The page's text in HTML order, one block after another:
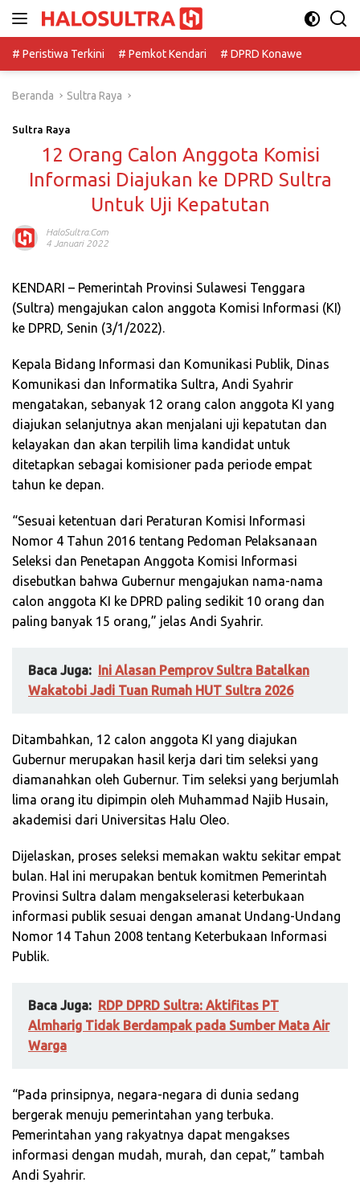
# Peristiwa Terkini
# Pemkot Kendari # DPRD Konawe
Beranda Sultra Raya
Sultra Raya
12 Orang Calon Anggota Komisi
Informasi Diajukan ke DPRD Sultra
Untuk Uji Kepatutan
HaloSultra.com
4 Januari 2022
KENDARI – Pemerintah Provinsi Sulawesi Tenggara
(Sultra) mengajukan calon anggota Komisi Informasi (KI)
ke DPRD, Senin (3/1/2022).
Kepala Bidang Informasi dan Komunikasi Publik, Dinas
Komunikasi dan Informatika Sultra, Andi Syahrir
mengatakan, sebanyak 12 orang calon anggota KI yang
diajukan selanjutnya akan menjalani uji kepatutan dan
kelayakan dan akan terpilih lima kandidat untuk
ditetapkan sebagai komisioner pada periode empat
tahun ke depan.
“Sesuai ketentuan dari Peraturan Komisi Informasi
Nomor 4 Tahun 2016 tentang Pedoman Pelaksanaan
Seleksi dan Penetapan Anggota Komisi Informasi
disebutkan bahwa Gubernur mengajukan nama-nama
calon anggota KI ke DPRD paling sedikit 10 orang dan
paling banyak 15 orang,” jelas Andi Syahrir.
Baca Juga: Ini Alasan Pemprov Sultra Batalkan
Wakatobi Jadi Tuan Rumah HUT Sultra 2026
Ditambahkan, 12 calon anggota KI yang diajukan
Gubernur merupakan hasil kerja dari tim seleksi yang
diamanahkan oleh Gubernur. Tim seleksi yang berjumlah
lima orang itu dipimpin oleh Muhammad Najib Husain,
akademisi dari Universitas Halu Oleo.
Dijelaskan, proses seleksi memakan waktu sekitar empat
bulan. Hal ini merupakan bentuk komitmen Pemerintah
Provinsi Sultra dalam mengakselerasi keterbukaan
informasi publik sesuai dengan amanat Undang-Undang
Nomor 14 Tahun 2008 tentang Keterbukaan Informasi
Publik.
Baca Juga: RDP DPRD Sultra: Aktifitas PT
Almharig Tidak Berdampak pada Sumber Mata Air
Warga
“Pada prinsipnya, negara-negara di dunia sedang
bergerak menuju pemerintahan yang terbuka.
Pemerintahan yang rakyatnya dapat mengakses
informasi dengan mudah, murah, dan cepat,” tambah
Andi Syahrir.